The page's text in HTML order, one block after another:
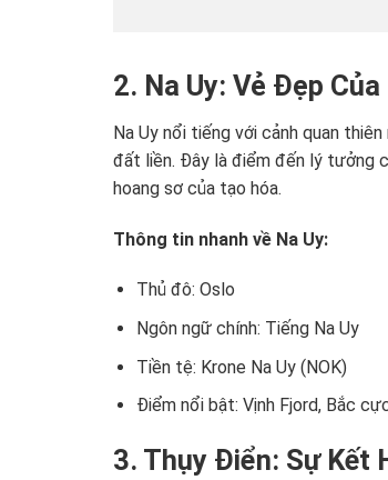
2. Na Uy: Vẻ Đẹp
Na Uy nổi tiếng với cảnh quan
đất liền. Đây là điểm đến lý tưởng
hoang sơ của tạo hóa.
Thông tin nhanh về Na Uy:
Thủ đô: Oslo
Ngôn ngữ chính: Tiếng Na Uy
Tiền tệ: Krone Na Uy (NOK)
Điểm nổi bật: Vịnh Fjord, Bắc
3. Thụy Điển: Sự Kết